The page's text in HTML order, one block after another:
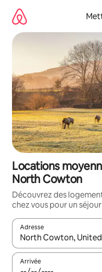
directement
contenu
Locations
North Cowton
Découvrez des
chez vous pour un
Adresse
Lorsque les résultats
Arrivée